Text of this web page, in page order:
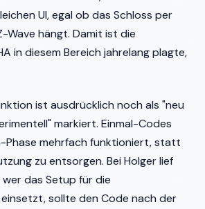
UI, egal ob das Schloss per
hängt. Damit ist die
in diesem Bereich jahrelang plagte,
ist ausdrücklich noch als "neu
markiert. Einmal-Codes
Phase mehrfach funktioniert, statt
zu entsorgen. Bei Holger lief
das Setup für die
sollte den Code nach der